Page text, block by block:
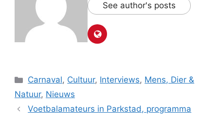
See author's posts
Categorieën
Carnaval, Cultuur, Interviews, Mens, Dier &
Natuur, Nieuws
Voetbalamateurs in Parkstad, programma